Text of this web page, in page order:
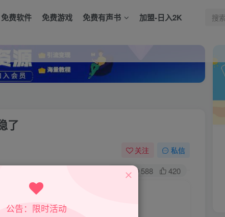
免费软件 免费游戏 免费有声书 加盟-日入2K
了
关注 私信
588 420
境电商保姆级教程，2周出单稳了
查看
公告：限时活动